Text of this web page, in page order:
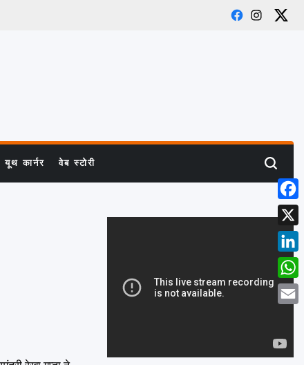
Facebook
Instagram
X
यूथ कार्नर वेब स्टोरी Search
X